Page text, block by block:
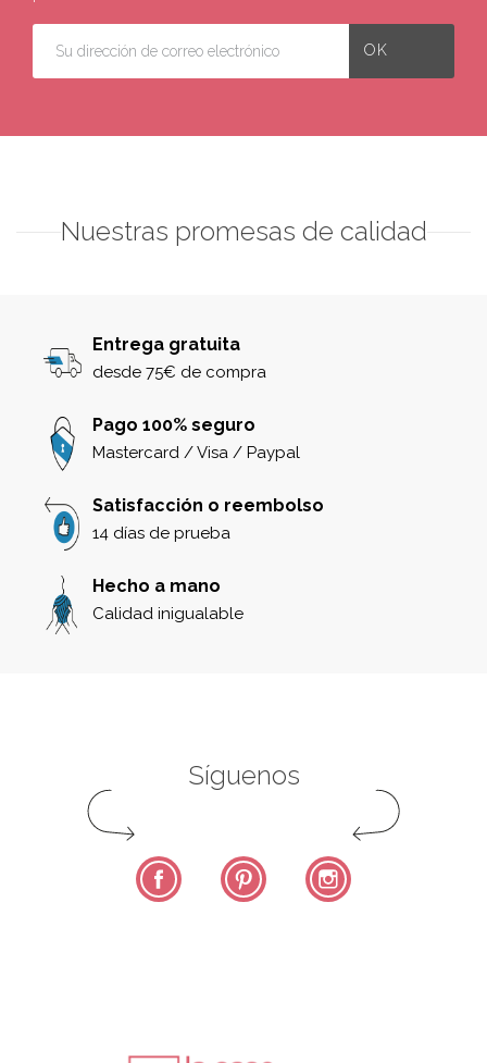
Nuestras promesas de calidad
Entrega gratuita
desde 75€ de compra
Pago 100% seguro
Mastercard / Visa / Paypal
Satisfacción o reembolso
14 días de prueba
Hecho a mano
Calidad inigualable
Síguenos
Facebook Pinterest